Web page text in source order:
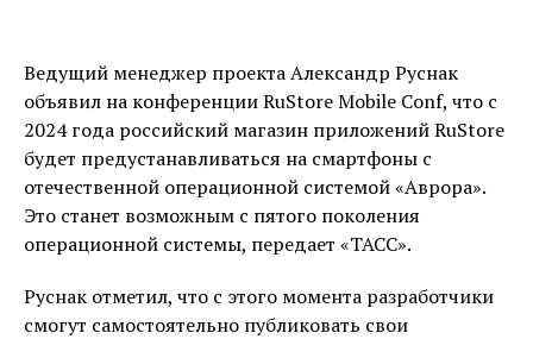
Ведущий менеджер проекта Александр Руснак
объявил на конференции RuStore Mobile Conf, что с
2024 года российский магазин приложений RuStore
будет предустанавливаться на смартфоны с
отечественной операционной системой «Аврора».
Это станет возможным с пятого поколения
операционной системы, передает «ТАСС».
Руснак отметил, что с этого момента разработчики
смогут самостоятельно публиковать свои